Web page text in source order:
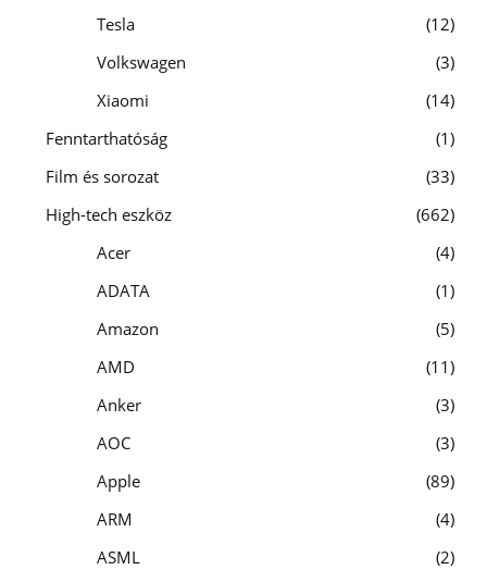
Tesla
12
Volkswagen
3
Xiaomi
14
Fenntarthatóság
1
Film és sorozat
33
High-tech eszköz
662
Acer
4
ADATA
1
Amazon
5
AMD
11
Anker
3
AOC
3
Apple
89
ARM
4
ASML
2